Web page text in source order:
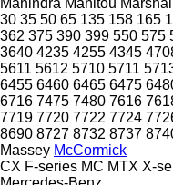
30 35 50 65 135 158 165
362 375 390 399 550 575
3640 4235 4255 4345
5611 5612 5710 5711
6455 6460 6465 6475
6716 7475 7480 7616
7719 7720 7722 7724
8690 8727 8732 8737
Massey McCormick
CX F-series MC MTX X-